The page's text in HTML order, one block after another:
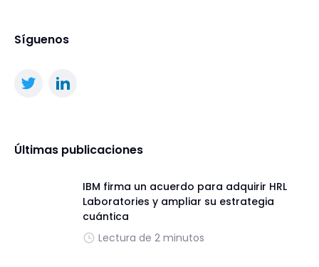
Síguenos
Últimas publicaciones
IBM firma un acuerdo para adquirir HRL
Laboratories y ampliar su estrategia
cuántica
Lectura de 2 minutos